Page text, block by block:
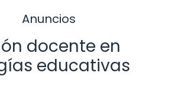
Anuncios
docente en
educativas